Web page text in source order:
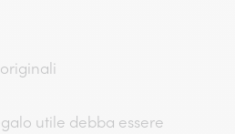
utile debba essere